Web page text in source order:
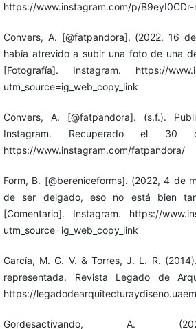
https://www.instagram.com/p/B9eyI0CDr-
Convers, A. [@fatpandora]. (2022, 16
había atrevido a subir una foto de una
[Fotografía]. Instagram. https://
utm_source=ig_web_copy_link
Convers, A. [@fatpandora]. (s.f.).
Instagram. Recuperado el
https://www.instagram.com/fatpandora/
Form, B. [@bereniceforms]. (2022, 4 de
de ser delgado, eso no está bien
[Comentario]. Instagram. https://
utm_source=ig_web_copy_link
García, M. G. V. & Torres, J. L. R.
representada. Revista Legado de
https://
Gordesactivando, A.